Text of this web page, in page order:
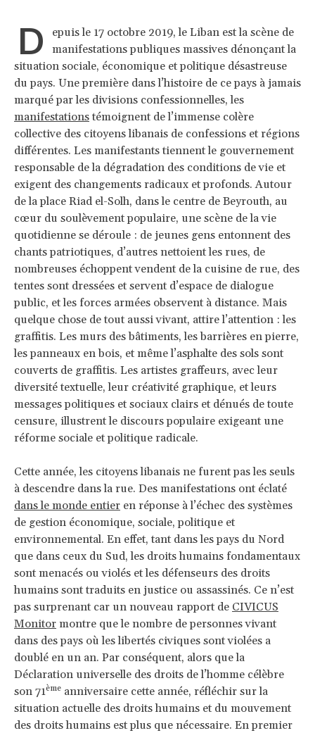
D
epuis le 17 octobre 2019, le Liban est la scène de
manifestations publiques massives dénonçant la
situation sociale, économique et politique désastreuse
du pays. Une première dans l’histoire de ce pays à jamais
marqué par les divisions confessionnelles, les
manifestations témoignent de l’immense colère
collective des citoyens libanais de confessions et régions
différentes. Les manifestants tiennent le gouvernement
responsable de la dégradation des conditions de vie et
exigent des changements radicaux et profonds. Autour
de la place Riad el-Solh, dans le centre de Beyrouth, au
cœur du soulèvement populaire, une scène de la vie
quotidienne se déroule : de jeunes gens entonnent des
chants patriotiques, d’autres nettoient les rues, de
nombreuses échoppent vendent de la cuisine de rue, des
tentes sont dressées et servent d’espace de dialogue
public, et les forces armées observent à distance. Mais
quelque chose de tout aussi vivant, attire l’attention : les
graffitis. Les murs des bâtiments, les barrières en pierre,
les panneaux en bois, et même l’asphalte des sols sont
couverts de graffitis. Les artistes graffeurs, avec leur
diversité textuelle, leur créativité graphique, et leurs
messages politiques et sociaux clairs et dénués de toute
censure, illustrent le discours populaire exigeant une
réforme sociale et politique radicale.
Cette année, les citoyens libanais ne furent pas les seuls
à descendre dans la rue. Des manifestations ont éclaté
dans le monde entier en réponse à l’échec des systèmes
de gestion économique, sociale, politique et
environnemental. En effet, tant dans les pays du Nord
que dans ceux du Sud, les droits humains fondamentaux
sont menacés ou violés et les défenseurs des droits
humains sont traduits en justice ou assassinés. Ce n’est
pas surprenant car un nouveau rapport de CIVICUS
Monitor montre que le nombre de personnes vivant
dans des pays où les libertés civiques sont violées a
doublé en un an. Par conséquent, alors que la
Déclaration universelle des droits de l’homme célèbre
son 71ème anniversaire cette année, réfléchir sur la
situation actuelle des droits humains et du mouvement
des droits humains est plus que nécessaire. En premier